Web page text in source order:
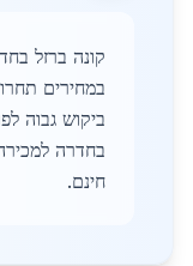
קונה ברזל
ביקוש גבוה
בחדרה
חינם.